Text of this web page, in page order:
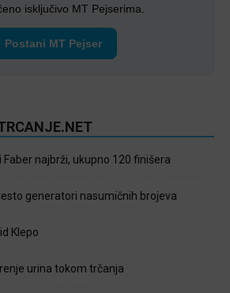
isključivo MT Pejserima.
Postani MT Pejser
Faber najbrži, ukupno 120 finišera
generatori nasumičnih brojeva
Klepo
urina tokom trčanja